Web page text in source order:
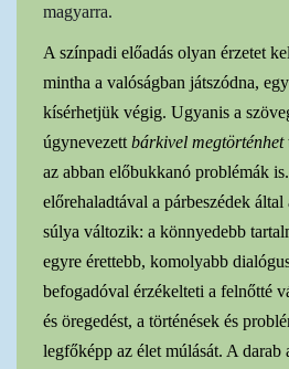
magyarra.
A színpadi előadás olyan érzetet
mintha a valóságban játszódna,
kísérhetjük végig. Ugyanis a
úgynevezett bárkivel megtörténhet
az abban előbukkanó problémák
előrehaladtával a párbeszédek
súlya változik: a könnyedebb
egyre érettebb, komolyabb
befogadóval érzékelteti a felnőtté
és öregedést, a történések és
legfőképp az élet múlását. A darab